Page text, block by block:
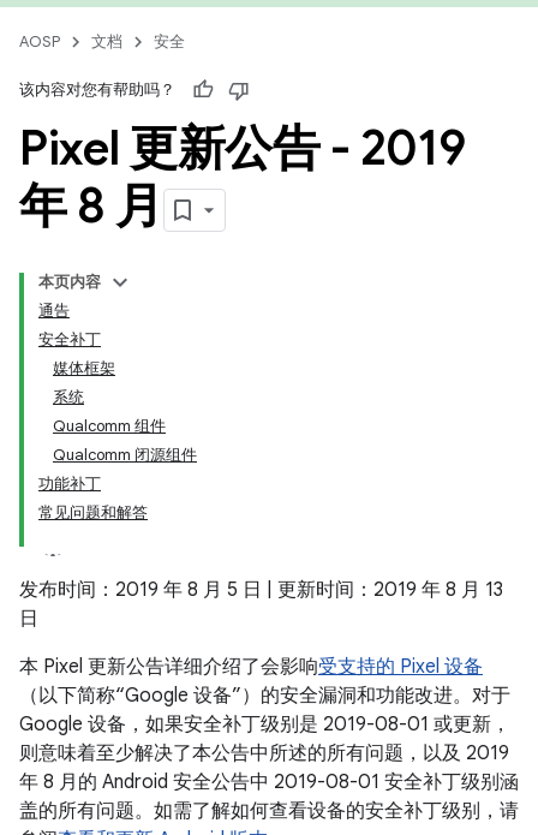
AOSP 文档 安全
该内容对您有帮助吗？
Pixel 更新公告 - 2019
年 8 月
本页内容
通告
安全补丁
媒体框架
系统
Qualcomm 组件
Qualcomm 闭源组件
功能补丁
常见问题和解答
发布时间：2019 年 8 月 5 日 | 更新时间：2019 年 8 月 13
日
本 Pixel 更新公告详细介绍了会影响受支持的 Pixel 设备
（以下简称“Google 设备”）的安全漏洞和功能改进。对于
Google 设备，如果安全补丁级别是 2019-08-01 或更新，
则意味着至少解决了本公告中所述的所有问题，以及 2019
年 8 月的 Android 安全公告中 2019-08-01 安全补丁级别涵
盖的所有问题。如需了解如何查看设备的安全补丁级别，请